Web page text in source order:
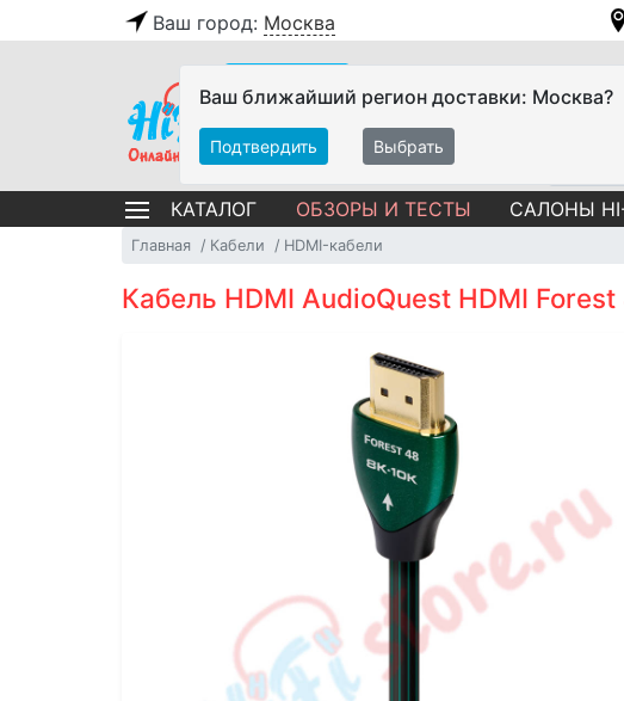
Ваш город: Москва
Ваш ближайший регион доставки: Москва?
Подтвердить Выбрать
КАТАЛОГ ОБЗОРЫ И ТЕСТЫ САЛОНЫ
Главная Кабели HDMI-кабели
Кабель HDMI AudioQuest HDMI Forest